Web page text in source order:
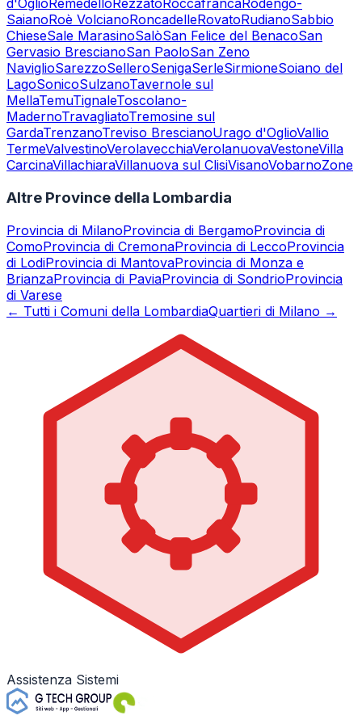
d'OglioRemedelloRezzatoRoccafrancaRodengo-
SaianoRoè VolcianoRoncadelleRovatoRudianoSabbio
ChieseSale MarasinoSalòSan Felice del BenacoSan
Gervasio BrescianoSan PaoloSan Zeno
NaviglioSarezzoSelleroSenigaSerleSirmioneSoiano del
LagoSonicoSulzanoTavernole sul
MellaTemuTignaleToscolano-
MadernoTravagliatoTremosine sul
GardaTrenzanoTreviso BrescianoUrago d'OglioVallio
TermeValvestinoVerolavecchiaVerolanuovaVestoneVilla
CarcinaVillachiaraVillanuova sul ClisiVisanoVobarnoZone
Altre Province della Lombardia
Provincia di MilanoProvincia di BergamoProvincia di
ComoProvincia di CremonaProvincia di LeccoProvincia
di LodiProvincia di MantovaProvincia di Monza e
BrianzaProvincia di PaviaProvincia di SondrioProvincia
di Varese
← Tutti i Comuni della LombardiaQuartieri di Milano →
Assistenza Sistemi